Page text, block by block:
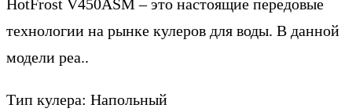
HotFrost V450ASM – это настоящие передовые
технологии на рынке кулеров для воды. В данной
модели реа..
Тип кулера: Напольный